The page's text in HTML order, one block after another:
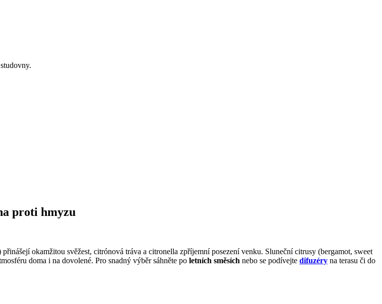
proti hmyzu
okamžitou svěžest, citrónová tráva a citronella zpříjemní posezení venku. Sluneční citrusy (bergamot, sweet
doma i na dovolené. Pro snadný výběr sáhněte po letních směsích nebo se podívejte difuzéry na terasu či do